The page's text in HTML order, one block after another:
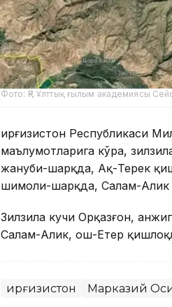
Фото: ҚР Ұлттық ғылым академиясы
Қирғизистон Республикаси
маълумотларига кўра,
жануби-шарқда, Ақ-Терек
шимоли-шарқда, Салам-Алик
Зилзила кучи Орқазғон,
Салам-Алик, Қош-Етер
Қирғизистон Марказий